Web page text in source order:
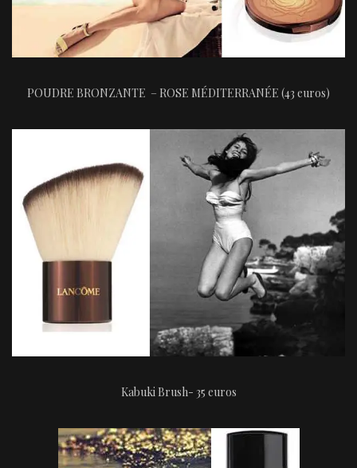
POUDRE BRONZANTE – ROSE MÉDITERRANÉE (43 euros)
Kabuki Brush- 35 euros